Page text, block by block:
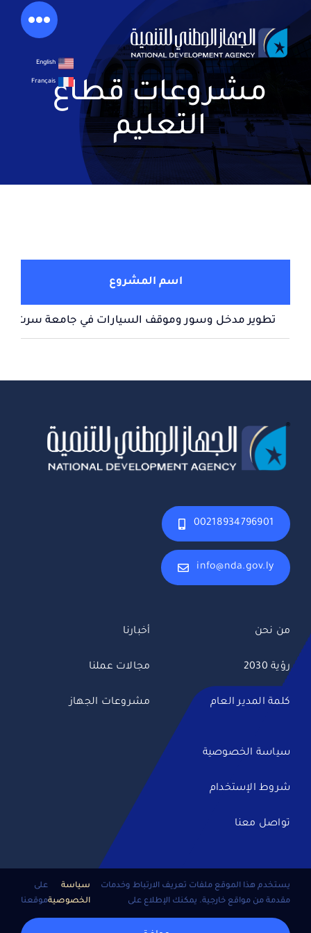
تخطي
المحتوى
English
Françaisمشروعات قطاع
التعليم
اسم المشروع
تطوير مدخل وسور وموقف السيارات في جامعة سرت
00218934796901
info@nda.gov.ly
من نحن
رؤية 2030
كلمة المدير العام
أخبارنا
مجالات عملنا
مشروعات الجهاز
سياسة الخصوصية
شروط الإستخدام
تواصل معنا
جميع الحقوق محفوظة •الجهاز الوطني للتنمية
يستخدم هذا الموقع ملفات تعريف الارتباط وخدمات
مقدمة من مواقع خارجية. يمكنك الإطلاع على
سياسة
الخصوصية
على
موقعنا